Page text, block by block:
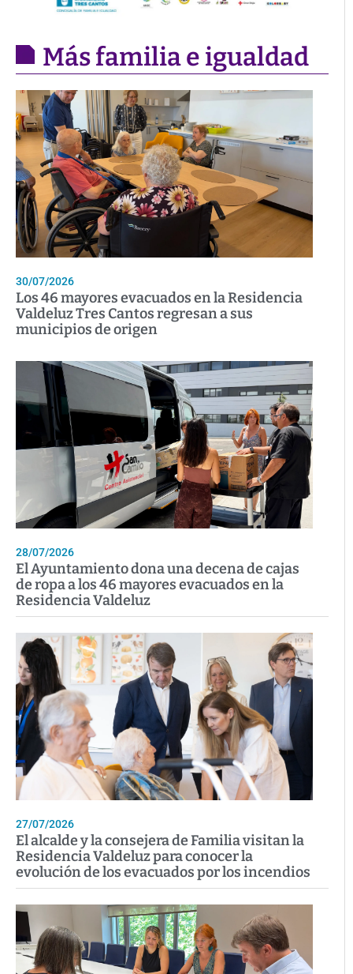
Más familia e igualdad
30/07/2026
Los 46 mayores evacuados en la Residencia
Valdeluz Tres Cantos regresan a sus
municipios de origen
28/07/2026
El Ayuntamiento dona una decena de cajas
de ropa a los 46 mayores evacuados en la
Residencia Valdeluz
27/07/2026
El alcalde y la consejera de Familia visitan la
Residencia Valdeluz para conocer la
evolución de los evacuados por los incendios